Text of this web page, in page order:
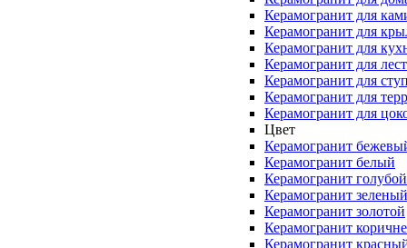
Керамогранит для
Керамогранит для
Керамогранит для
Керамогранит для
Керамогранит для
Керамогранит для
Керамогранит для
Цвет
Керамогранит
Керамогранит белый
Керамогранит голубой
Керамогранит зеленый
Керамогранит золотой
Керамогранит
Керамогранит